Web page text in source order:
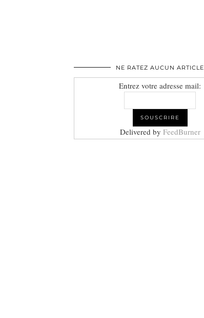
NE RATEZ AUCUN ARTICLE
Entrez votre adresse mail:
Delivered by FeedBurner